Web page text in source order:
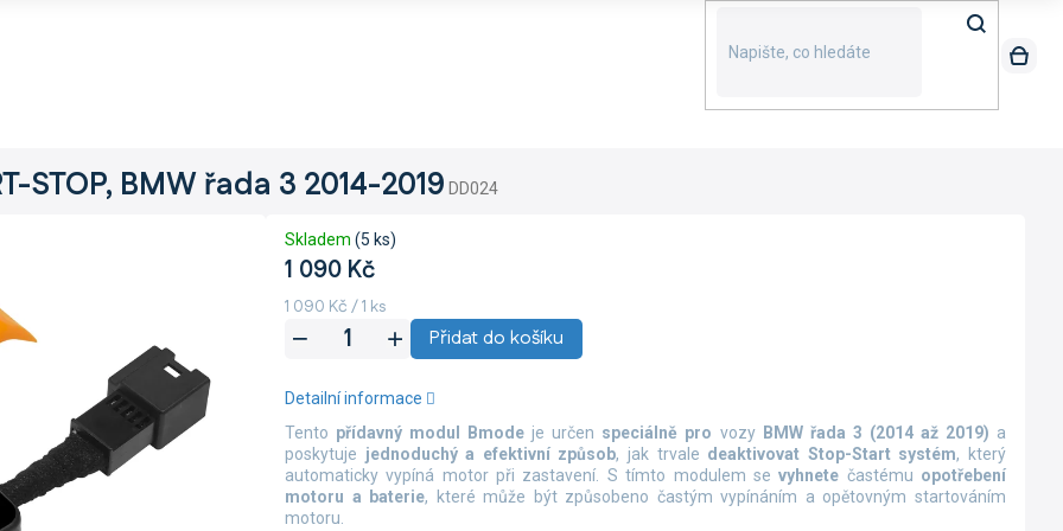
BMW řada 3 2014-2019 DD024
1 090 Kč
Měrná
1 090 Kč / 1 ks
Skladem (5 ks)
Přidat do košíku
Tento přídavný modul Bmode je určen speciálně pro vozy BMW řada 3 (2014 až 2019) a
poskytuje jednoduchý a efektivní způsob, jak trvale deaktivovat Stop-Start systém, který
automaticky vypíná motor při zastavení. S tímto modulem sevyhnete častému opotřebení
motoru a baterie, které může být způsobeno častým vypínáním a opětovným startováním
motoru.
Detailní informace